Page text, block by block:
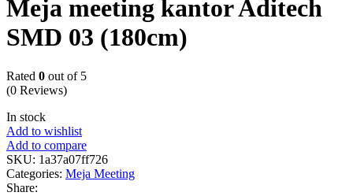
Meja meeting kantor Aditech
SMD 03 (180cm)
Rated 0 out of 5
(0 Reviews)
In stock
Add to wishlist
Add to compare
SKU: 1a37a07ff726
Categories: Meja Meeting
Share: